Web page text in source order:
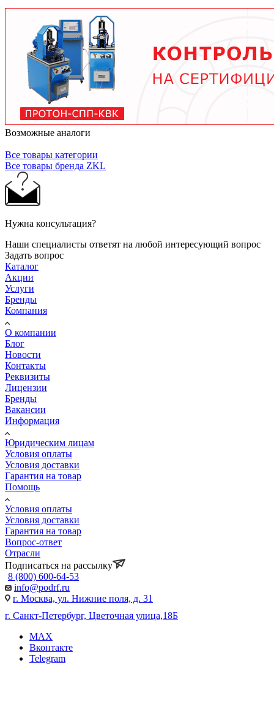
тяжелых условиях до 2 лет при нормальной
эксплуатации. Используйте только
рекомендованные производителем смазочные
материалы.
Возможные аналоги
Все товары категории
Все товары бренда ZKL
Нужна консультация?
Наши специалисты ответят на любой интересующий вопрос
Задать вопрос
Каталог
Акции
Услуги
Бренды
Компания
О компании
Блог
Новости
Контакты
Реквизиты
Лицензии
Бренды
Вакансии
Информация
Юридическим лицам
Условия оплаты
Условия доставки
Гарантия на товар
Помощь
Условия оплаты
Условия доставки
Гарантия на товар
Вопрос-ответ
Отрасли
Подписаться на рассылку
8 (800) 600-64-53
info@podrf.ru
г. Москва, ул. Нижние поля, д. 31
г. Санкт-Петербург, Цветочная улица,18Б
MAX
Вконтакте
Telegram